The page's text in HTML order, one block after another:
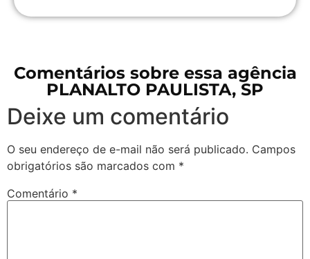
Comentários sobre essa agência
PLANALTO PAULISTA, SP
Deixe um comentário
O seu endereço de e-mail não será publicado. Campos
obrigatórios são marcados com *
Comentário *